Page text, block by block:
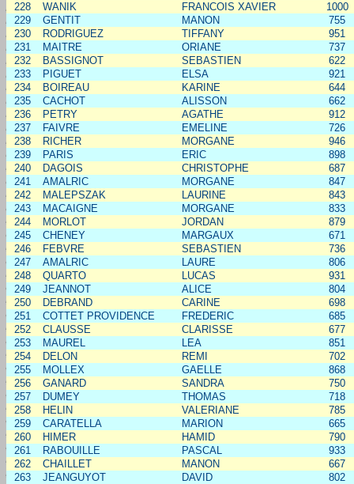
228
WANIK FRANCOIS XAVIER
1000
229
GENTIT MANON
755
230
RODRIGUEZ TIFFANY
951
231
MAITRE ORIANE
737
232
BASSIGNOT SEBASTIEN
622
233
PIGUET ELSA
921
234
BOIREAU KARINE
644
235
CACHOT ALISSON
662
236
PETRY AGATHE
912
237
FAIVRE EMELINE
726
238
RICHER MORGANE
946
239
PARIS ERIC
898
240
DAGOIS CHRISTOPHE
687
241
AMALRIC MORGANE
847
242
MALEPSZAK LAURINE
843
243
MACAIGNE MORGANE
833
244
MORLOT JORDAN
879
245
CHENEY MARGAUX
671
246
FEBVRE SEBASTIEN
736
247
AMALRIC LAURE
806
248
QUARTO LUCAS
931
249
JEANNOT ALICE
804
250
DEBRAND CARINE
698
251
COTTET PROVIDENCE FREDERIC
685
252
CLAUSSE CLARISSE
677
253
MAUREL LEA
851
254
DELON REMI
702
255
MOLLEX GAELLE
868
256
GANARD SANDRA
750
257
DUMEY THOMAS
718
258
HELIN VALERIANE
785
259
CARATELLA MARION
665
260
HIMER HAMID
790
261
RABOUILLE PASCAL
933
262
CHAILLET MANON
667
263
JEANGUYOT DAVID
802